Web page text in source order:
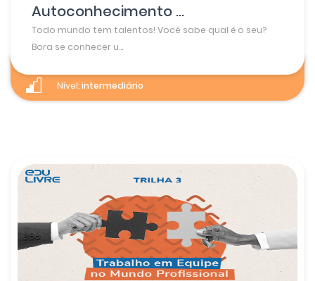
Autoconhecimento ...
Todo mundo tem talentos! Você sabe qual é o seu?
Bora se conhecer u...
Nível:intermediário